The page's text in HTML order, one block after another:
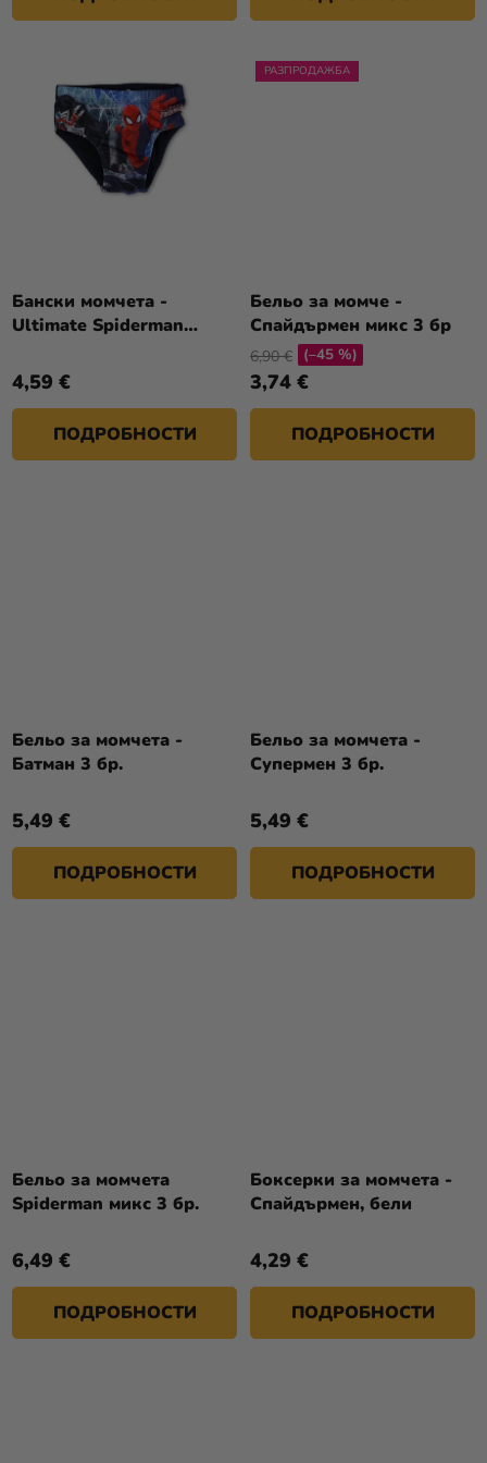
И
Бански момчета -
Ultimate Spiderman
4,59 €
ПОДРОБНОСТИ
РАЗПРОДАЖБА
Бельо за момче -
Спайдърмен микс 3 бр
3,74 €
6,90 € (–45 %)
ПОДРОБНОСТИ
Бельо за момчета -
Батман 3 бр.
5,49 €
ПОДРОБНОСТИ
Бельо за момчета -
Супермен 3 бр.
5,49 €
ПОДРОБНОСТИ
Бельо за момчета
Spiderman микс 3 бр.
6,49 €
ПОДРОБНОСТИ
Боксерки за момчета -
Спайдърмен, бели
4,29 €
ПОДРОБНОСТИ